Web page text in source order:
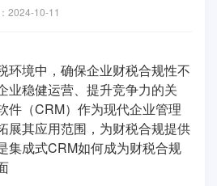
2024-10-11
环境中，确保企业财税合规性不
业稳健运营、提升竞争力的关
件（CRM）作为现代企业管理
展其应用范围，为财税合规提供
集成式CRM如何成为财税合规